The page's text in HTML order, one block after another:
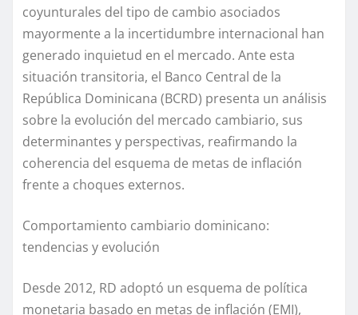
coyunturales del tipo de cambio asociados
mayormente a la incertidumbre internacional han
generado inquietud en el mercado. Ante esta
situación transitoria, el Banco Central de la
República Dominicana (BCRD) presenta un análisis
sobre la evolución del mercado cambiario, sus
determinantes y perspectivas, reafirmando la
coherencia del esquema de metas de inflación
frente a choques externos.
Comportamiento cambiario dominicano:
tendencias y evolución
Desde 2012, RD adoptó un esquema de política
monetaria basado en metas de inflación (EMI),